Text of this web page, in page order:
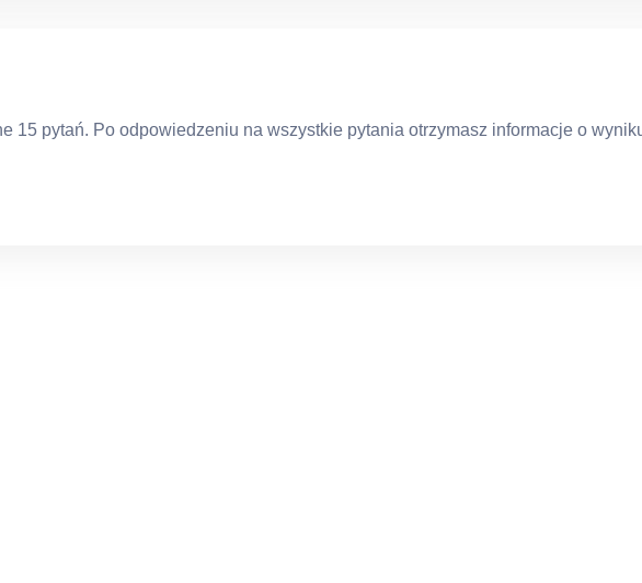
15 pytań. Po odpowiedzeniu na wszystkie pytania otrzymasz informacje o